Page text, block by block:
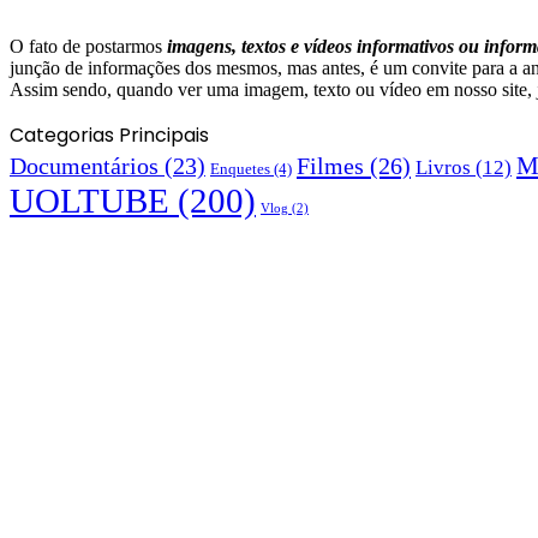
O fato de postarmos imagens, textos e vídeos informativos ou
junção de informações dos mesmos, mas antes, é um convite para
Assim sendo, quando ver uma imagem, texto ou vídeo em nosso
Categorias Principais
Documentários (23) Enquetes (4) Filmes (26) Livros (12)
UOLTUBE (200) Vlog (2)